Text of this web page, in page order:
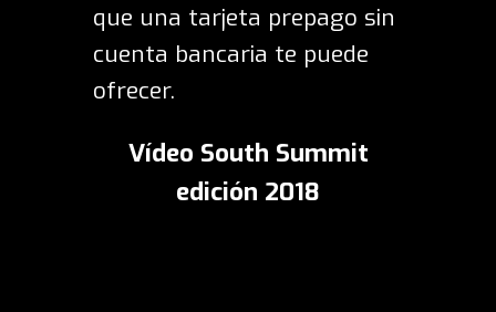
que una tarjeta prepago sin
cuenta bancaria te puede
ofrecer.
Vídeo South Summit
edición 2018